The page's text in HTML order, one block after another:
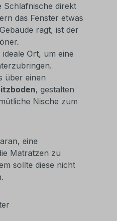
Schlafnische direkt
das Fenster etwas
ragt, ist der
ideale Ort, um eine
über einen
, gestalten
Nische zum
eine
Matratzen zu
sollte diese nicht